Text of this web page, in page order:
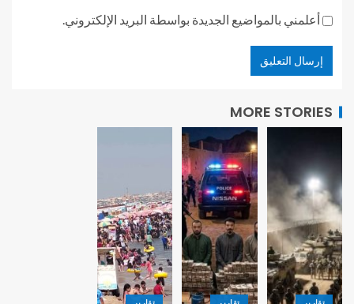
أعلمني بالمواضيع الجديدة بواسطة البريد الإلكتروني.
MORE STORIES